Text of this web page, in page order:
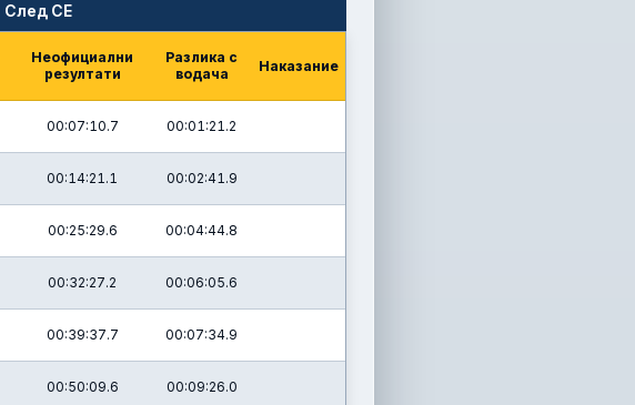
След СЕ
Неофициални
резултати
Разлика с
водача
Наказание
00:07:10.7 00:01:21.2
00:14:21.1 00:02:41.9
00:25:29.6 00:04:44.8
00:32:27.2 00:06:05.6
00:39:37.7 00:07:34.9
00:50:09.6 00:09:26.0